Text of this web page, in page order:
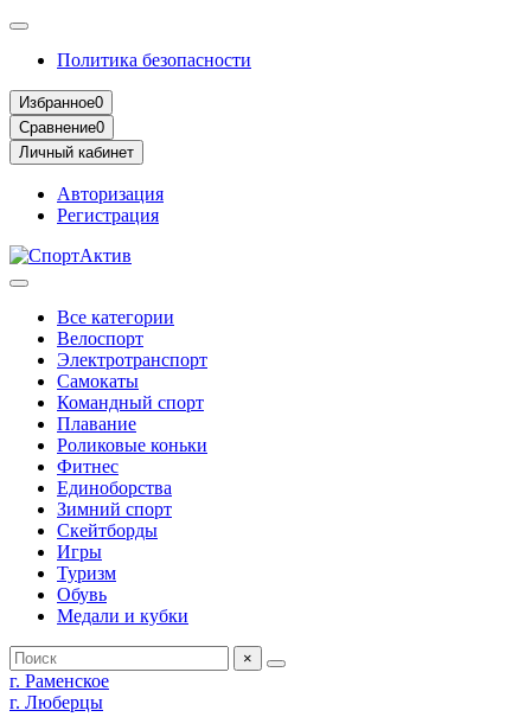
Политика безопасности
Избранное0
Сравнение0
Личный кабинет
Авторизация
Регистрация
Все категории
Велоспорт
Электротранспорт
Самокаты
Командный спорт
Плавание
Роликовые коньки
Фитнес
Единоборства
Зимний спорт
Скейтборды
Игры
Туризм
Обувь
Медали и кубки
×
г. Раменское
г. Люберцы